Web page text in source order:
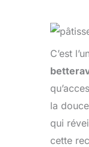
C’est
la
qui
cette